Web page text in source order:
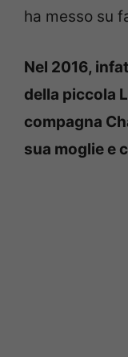
ha messo su
Nel 2016,
della piccola
compagna
sua moglie e